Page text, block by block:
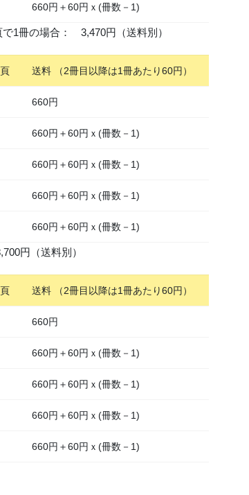
660円＋60円ｘ(冊数－1)
1冊の場合： 3,470円（送料別）
送料 （2冊目以降は1冊あたり60円）
660円
660円＋60円ｘ(冊数－1)
660円＋60円ｘ(冊数－1)
660円＋60円ｘ(冊数－1)
660円＋60円ｘ(冊数－1)
円（送料別）
送料 （2冊目以降は1冊あたり60円）
660円
660円＋60円ｘ(冊数－1)
660円＋60円ｘ(冊数－1)
660円＋60円ｘ(冊数－1)
660円＋60円ｘ(冊数－1)